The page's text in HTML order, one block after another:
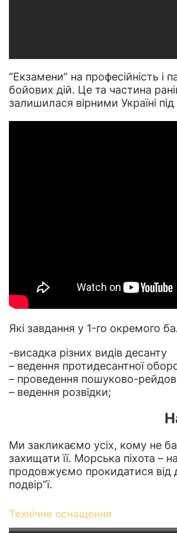
“Екзамени” на професійність і
бойових дій. Це та частина
залишилася вірними Україні
Які завдання у 1-го окремого
-висадка різних видів десанту
– ведення протидесантної
– проведення пошуково-
– ведення розвідки;
Ми закликаємо усіх, кому не
захищати її. Морська піхота –
продовжуємо прокидатися від
подвір”ї.
Технічне оснащення